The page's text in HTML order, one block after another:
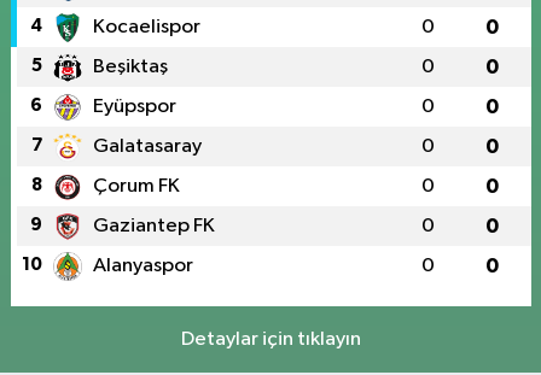
4 Kocaelispor 0 0
5 Beşiktaş 0 0
6 Eyüpspor 0 0
7 Galatasaray 0 0
8 Çorum FK 0 0
9 Gaziantep FK 0 0
10 Alanyaspor 0 0
Detaylar için tıklayın